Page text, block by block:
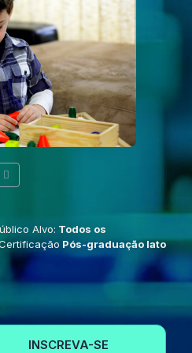
Alvo: Todos os
Pós-graduação lato
INSCREVA-SE